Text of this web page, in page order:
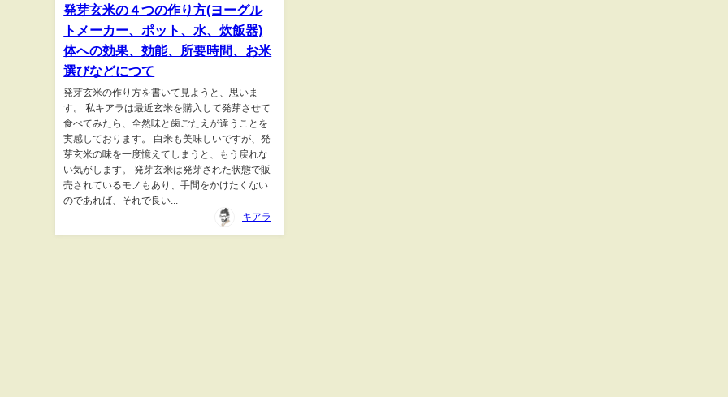
発芽玄米の４つの作り方(ヨーグル
トメーカー、ポット、水、炊飯器)
体への効果、効能、所要時間、お米
選びなどにつて
発芽玄米の作り方を書いて見ようと、思いま
す。 私キアラは最近玄米を購入して発芽させて
食べてみたら、全然味と歯ごたえが違うことを
実感しております。 白米も美味しいですが、発
芽玄米の味を一度憶えてしまうと、もう戻れな
い気がします。 発芽玄米は発芽された状態で販
売されているモノもあり、手間をかけたくない
のであれば、それで良い...
キアラ